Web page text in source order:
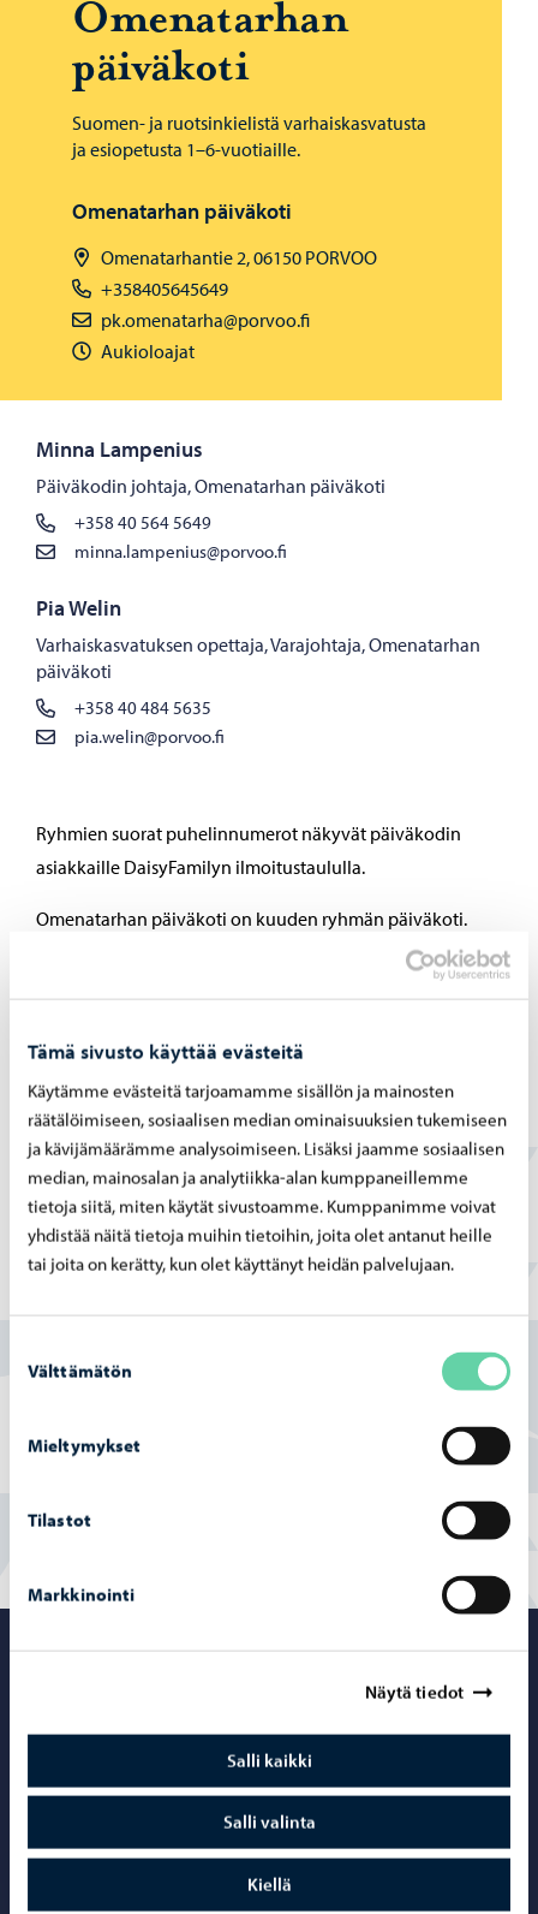
Tämä sivusto käyttää evästeitä
Käytämme evästeitä tarjoamamme sisällön ja mainosten
räätälöimiseen, sosiaalisen median ominaisuuksien tukemiseen
ja kävijämäärämme analysoimiseen. Lisäksi jaamme sosiaalisen
median, mainosalan ja analytiikka-alan kumppaneillemme
tietoja siitä, miten käytät sivustoamme. Kumppanimme voivat
yhdistää näitä tietoja muihin tietoihin, joita olet antanut heille
tai joita on kerätty, kun olet käyttänyt heidän palvelujaan.
valinta
Välttämätön
Mieltymykset
Tilastot
Markkinointi
Näytä tiedot
Salli kaikki
Salli valinta
Kiellä
Ome­na­tar­han
päi­vä­ko­ti
Suomen- ja ruotsinkielistä varhaiskasvatusta
ja esiopetusta 1–6-vuotiaille.
Omenatarhan päiväkoti
Omenatarhantie 2, 06150 PORVOO
+358405645649
pk.omenatarha@porvoo.fi
Aukioloajat
Minna Lampenius
Päiväkodin johtaja, Omenatarhan päiväkoti
+358 40 564 5649
minna.lampenius@porvoo.fi
Pia Welin
Varhaiskasvatuksen opettaja, Varajohtaja, Omenatarhan
päiväkoti
+358 40 484 5635
pia.welin@porvoo.fi
Ryhmien suorat puhelinnumerot näkyvät päiväkodin
asiakkaille DaisyFamilyn ilmoitustaululla.
Omenatarhan päiväkoti on kuuden ryhmän päiväkoti.
Kolme ryhmää toimii suomen kielellä ja kolme ruotsin
leikkiympäristön.
Haluamme luoda lapsille turvallisen ja lämpimän
ilmapiirin, joka innostaa oppimaan uutta ja tutkimaan
ympäristöä.
Porvoo –
Yhteystiedot
Porvoo-info
Puhelinneuvonta: 020 692 250